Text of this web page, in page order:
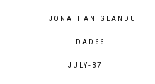
JONATHAN GLANDU
DAD66
JULY-37